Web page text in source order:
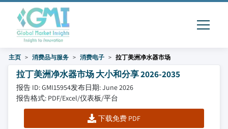
主页 消费品与服务 消费电子 拉丁美洲净水器市场
拉丁美洲净水器市场 大小和分享 2026-2035
报告 ID: GMI15954发布日期: June 2026
报告格式: PDF/Excel/仪表板/平台
下载免费 PDF